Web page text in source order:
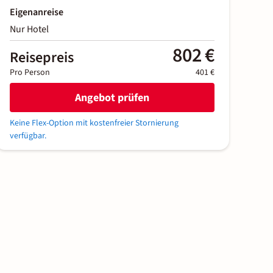
Eigenanreise
Nur Hotel
Reisepreis 802 €
Pro Person 401 €
Angebot prüfen
Keine Flex-Option mit kostenfreier Stornierung
verfügbar.